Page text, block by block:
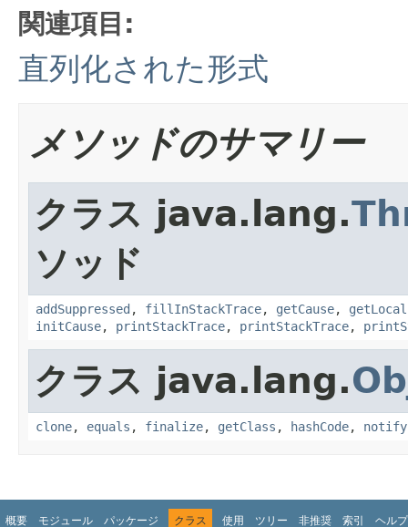
関連項目:
直列化された形式
メソッドのサマリー
クラス java.lang.
ソッド
addSuppressed , fillInStackTrace, getCause,
initCause, printStackTrace, printStackTrace,
クラス java.lang.
clone, equals , finalize, getClass , hashCode, notify
概要 モジュール パッケージ クラス 使用 ツリー 非推奨 索引 ヘルプ